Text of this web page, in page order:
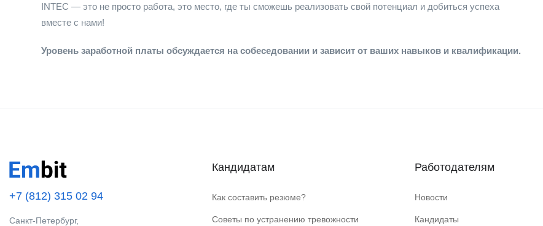
INTEC — это не просто работа, это место, где ты сможешь реализовать свой потенциал и добиться успеха
вместе с нами!
Уровень заработной платы обсуждается на собеседовании и зависит от ваших навыков и квалификации.
+7 (812) 315 02 94
Санкт-Петербург,
Кандидатам
Как составить резюме?
Советы по устранению тревожности
Работодателям
Новости
Кандидаты